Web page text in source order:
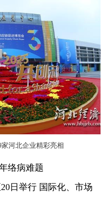
河北企业精彩亮相
络病难题
日举行 国际化、市场